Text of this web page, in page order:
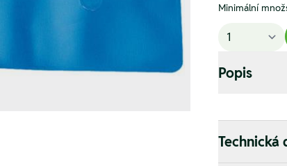
Minimální
Popis
Technická